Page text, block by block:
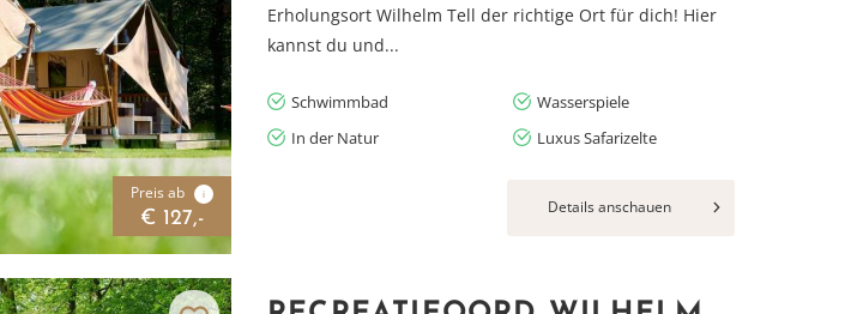
Preis ab i
€ 127,-
Erholungsort Wilhelm Tell der richtige Ort für dich! Hier
kannst du und...
Schwimmbad
Wasserspiele
In der Natur
Luxus Safarizelte
Details anschauen